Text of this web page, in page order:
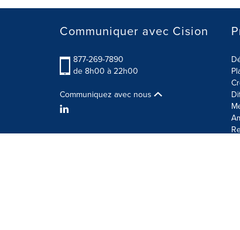
Communiquer avec Cision
877-269-7890
de 8h00 à 22h00
Communiquez avec nous